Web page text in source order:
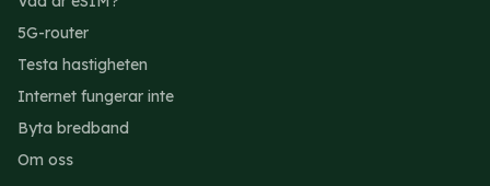
5G-router
Testa hastigheten
Internet fungerar inte
Byta bredband
Om oss